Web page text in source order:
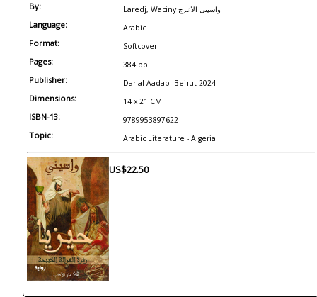
By: Laredj, Waciny واسيني الأعرج
Language: Arabic
Format: Softcover
Pages: 384 pp
Publisher: Dar al-Aadab. Beirut 2024
Dimensions: 14 x 21 CM
ISBN-13: 9789953897622
Topic: Arabic Literature - Algeria
US$22.50